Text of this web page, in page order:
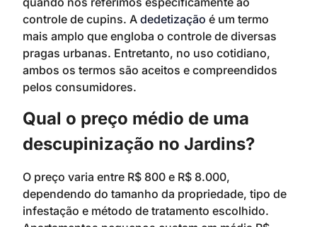
controle de cupins. A dedetização é um termo
mais amplo que engloba o controle de diversas
pragas urbanas. Entretanto, no uso cotidiano,
ambos os termos são aceitos e compreendidos
pelos consumidores.
Qual o preço médio de uma
descupinização no Jardins?
O preço varia entre R$ 800 e R$ 8.000,
dependendo do tamanho da propriedade, tipo de
infestação e método de tratamento escolhido.